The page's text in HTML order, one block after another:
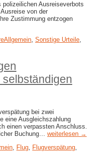
Ausreiseverbots
von der
Zustimmung entzogen
Allgemein, Sonstige Urteile,
bei zwei
eine Ausgleichszahlung
einen verpassten Anschluss.
Buchung… weiterlesen →
, Flug, Flugverspätung,